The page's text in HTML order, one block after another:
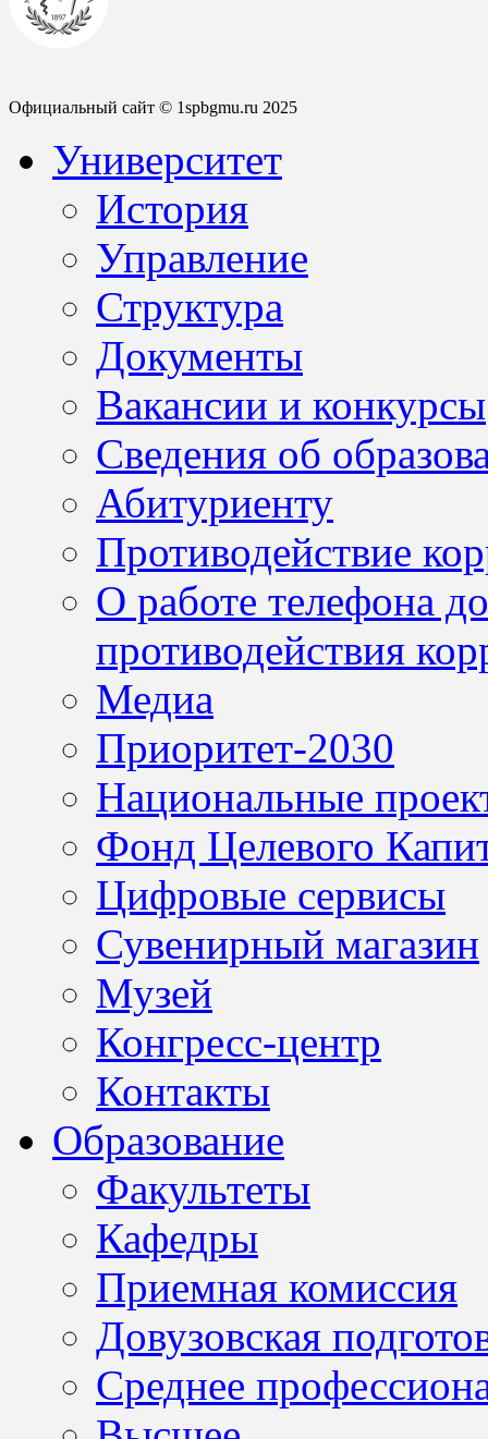
Официальный сайт © 1spbgmu.ru 2025
Университет
История
Управление
Структура
Документы
Вакансии и конкурсы
Сведения об
Абитуриенту
Противодействие
О работе телефона
противодействия
Медиа
Приоритет-2030
Национальные
Фонд Целевого
Цифровые сервисы
Сувенирный магазин
Музей
Конгресс-центр
Контакты
Образование
Факультеты
Кафедры
Приемная комиссия
Довузовская
Среднее